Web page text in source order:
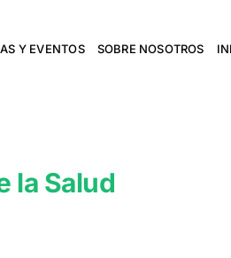
Y EVENTOS SOBRE NOSOTROS
la Salud